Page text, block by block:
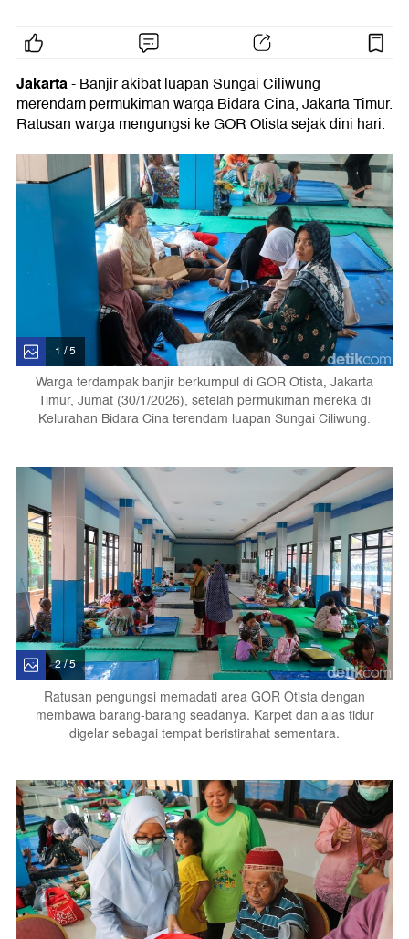
Jakarta- Banjir akibat luapan Sungai Ciliwung
merendam permukiman warga Bidara Cina, Jakarta Timur.
Ratusan warga mengungsi ke GOR Otista sejak dini hari.
1 / 5
Warga terdampak banjir berkumpul di GOR Otista, Jakarta
Timur, Jumat (30/1/2026), setelah permukiman mereka di
Kelurahan Bidara Cina terendam luapan Sungai Ciliwung.
2 / 5
Ratusan pengungsi memadati area GOR Otista dengan
membawa barang-barang seadanya. Karpet dan alas tidur
digelar sebagai tempat beristirahat sementara.